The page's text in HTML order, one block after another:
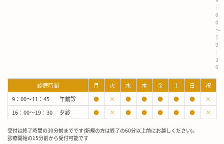
:
0
0
～
1
9
:
3
0
診療時間 月 火 水 木 金 土 日
祝
9：00～11：45
午前診 ● × ● ● ● ● ●
×
16：00～19：30
夕診 ● × ● ● ● ● ● ×
受付は終了時間の30分前までです(新規の方は終了の60分以上前にお越しください)。
診療開始の15分前から受付可能です